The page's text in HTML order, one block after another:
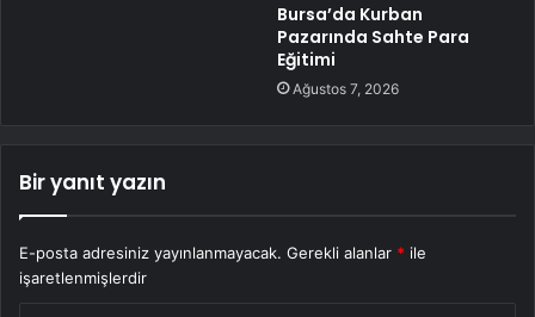
Bursa’da Kurban
Pazarında Sahte Para
Eğitimi
Ağustos 7, 2026
Bir yanıt yazın
E-posta adresiniz yayınlanmayacak. Gerekli alanlar * ile
işaretlenmişlerdir